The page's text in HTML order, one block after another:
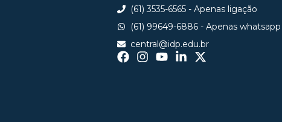
(61) 3535-6565 - Apenas ligação
(61) 99649-6886 - Apenas whatsapp
central@idp.edu.br